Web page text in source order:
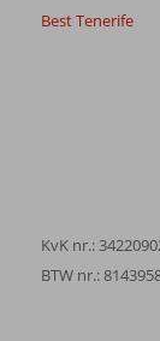
Best Tenerife
KvK nr.:
BTW nr.: